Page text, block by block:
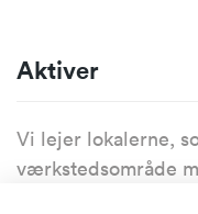
Aktiver
Vi lejer lokalerne,
værkstedsområde